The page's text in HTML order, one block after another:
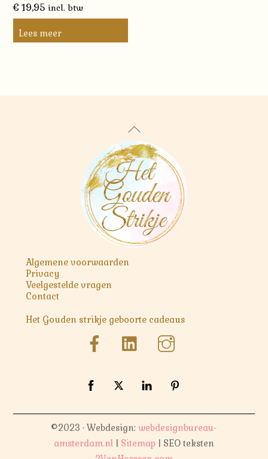
€ 19,95 incl. btw
Lees meer
Back
To
Top
Algemene voorwaarden
Privacy
Veelgestelde vragen
Contact
Het Gouden strikje geboorte cadeaus
©2023 · Webdesign: webdesignbureau-
amsterdam.nl| Sitemap| SEO teksten